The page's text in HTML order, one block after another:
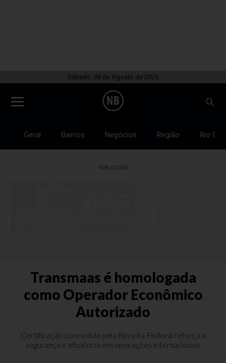
Sábado, 08 de Agosto de 2026
Geral Bairros Negócios Região Rio
PUBLICIDADE
Transmaas é homologada
como Operador Econômico
Autorizado
Certificação concedida pela Receita Federal reforça a
segurança e eficiência em operações internacionais